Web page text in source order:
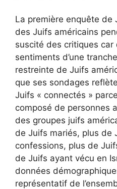
La première enquête de
des Juifs américains
suscité des critiques car
sentiments d’une
restreinte de Juifs
que ses sondages
Juifs « connectés »
composé de personnes
des groupes juifs
de Juifs mariés, plus de
confessions, plus de
de Juifs ayant vécu en
données
représentatif de